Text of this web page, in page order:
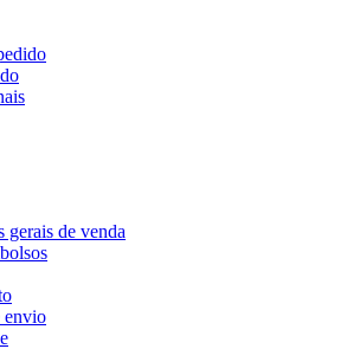
gerais de venda
envio